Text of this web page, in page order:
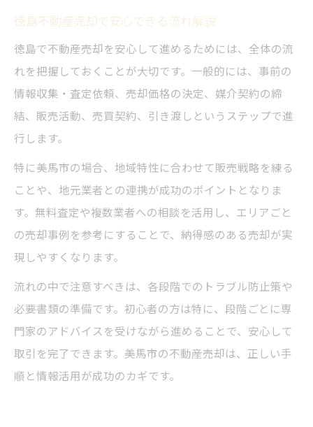
徳島不動産売却で安心できる流れ解説
徳島で不動産売却を安心して進めるためには、全体の流
れを把握しておくことが大切です。一般的には、事前の
情報収集・査定依頼、売却価格の決定、媒介契約の締
結、販売活動、売買契約、引き渡しというステップで進
行します。
特に美馬市の場合、地域特性に合わせて販売戦略を練る
ことや、地元業者との連携が成功のポイントとなりま
す。無料査定や複数業者への相談を活用し、エリアごと
の売却事例を参考にすることで、納得感のある売却が実
現しやすくなります。
流れの中で注意すべきは、各段階でのトラブル防止策や
必要書類の準備です。初心者の方は特に、段階ごとに専
門家のアドバイスを受けながら進めることで、安心して
取引を完了できます。美馬市の不動産売却は、正しい手
順と情報活用が成功のカギです。